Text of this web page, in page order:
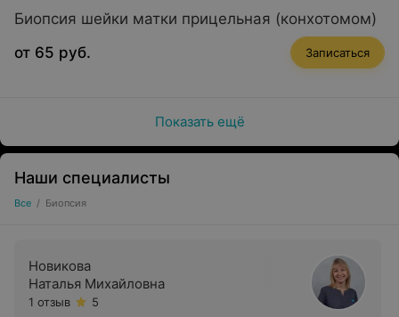
Биопсия шейки матки прицельная (конхотомом)
от 65 руб.
Записаться
Показать ещё
Наши специалисты
Все / Биопсия
Новикова
Наталья Михайловна
1 отзыв
5